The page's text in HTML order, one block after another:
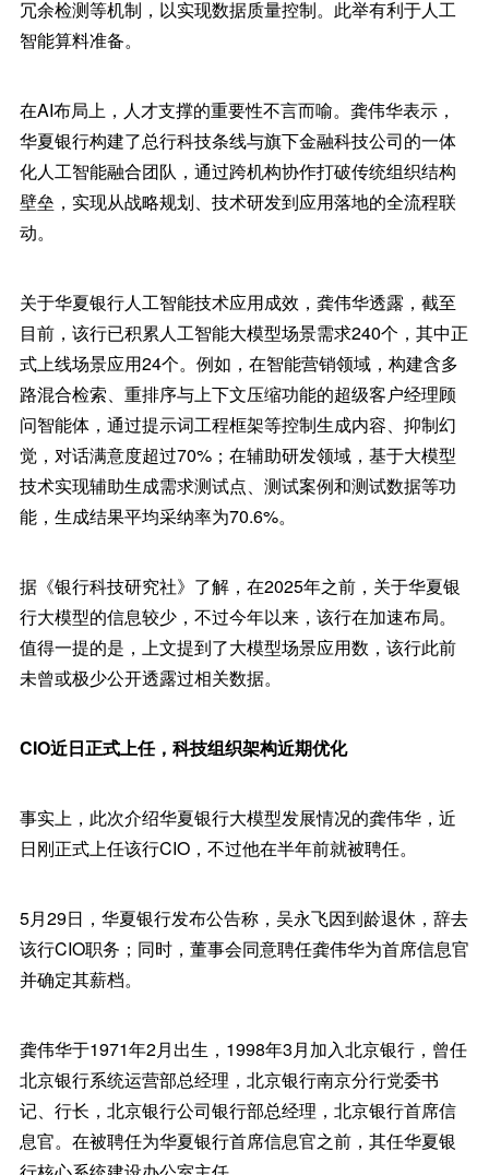
冗余检测等机制，以实现数据质量控制。此举有利于人工
智能算料准备。
在AI布局上，人才支撑的重要性不言而喻。龚伟华表示，
华夏银行构建了总行科技条线与旗下金融科技公司的一体
化人工智能融合团队，通过跨机构协作打破传统组织结构
壁垒，实现从战略规划、技术研发到应用落地的全流程联
动。
关于华夏银行人工智能技术应用成效，龚伟华透露，截至
目前，该行已积累人工智能大模型场景需求240个，其中正
式上线场景应用24个。例如，在智能营销领域，构建含多
路混合检索、重排序与上下文压缩功能的超级客户经理顾
问智能体，通过提示词工程框架等控制生成内容、抑制幻
觉，对话满意度超过70%；在辅助研发领域，基于大模型
技术实现辅助生成需求测试点、测试案例和测试数据等功
能，生成结果平均采纳率为70.6%。
据《银行科技研究社》了解，在2025年之前，关于华夏银
行大模型的信息较少，不过今年以来，该行在加速布局。
值得一提的是，上文提到了大模型场景应用数，该行此前
未曾或极少公开透露过相关数据。
CIO近日正式上任，科技组织架构近期优化
事实上，此次介绍华夏银行大模型发展情况的龚伟华，近
日刚正式上任该行CIO，不过他在半年前就被聘任。
5月29日，华夏银行发布公告称，吴永飞因到龄退休，辞去
该行CIO职务；同时，董事会同意聘任龚伟华为首席信息官
并确定其薪档。
龚伟华于1971年2月出生，1998年3月加入北京银行，曾任
北京银行系统运营部总经理，北京银行南京分行党委书
记、行长，北京银行公司银行部总经理，北京银行首席信
息官。在被聘任为华夏银行首席信息官之前，其任华夏银